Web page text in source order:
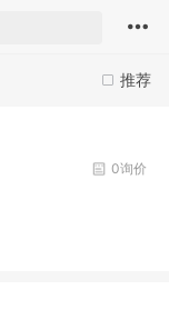
推荐
0询价